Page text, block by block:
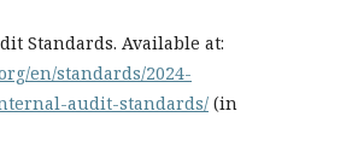
Standards. Available at:
en/standards/2024-
audit-standards/ (in